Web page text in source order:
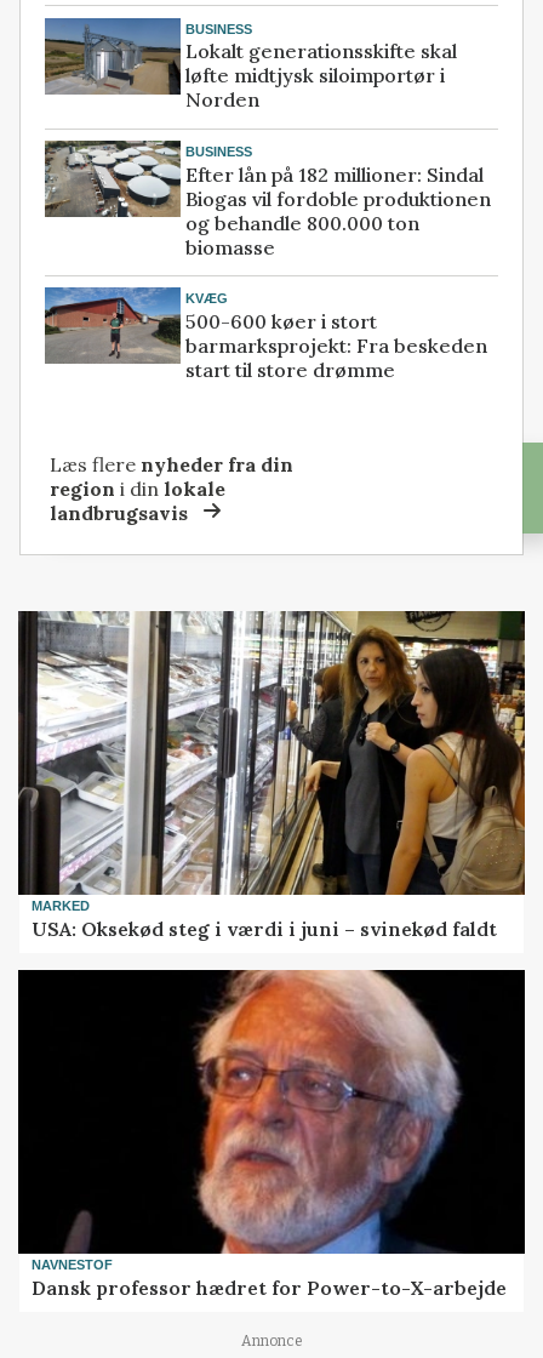
BUSINESS
Lokalt generationsskifte skal
løfte midtjysk siloimportør i
Norden
BUSINESS
Efter lån på 182 millioner: Sindal
Biogas vil fordoble produktionen
og behandle 800.000 ton
biomasse
KVÆG
500-600 køer i stort
barmarksprojekt: Fra beskeden
start til store drømme
Læs flere nyheder fra din
region i dinlokale
landbrugsavis
MARKED
USA: Oksekød steg i værdi i juni – svinekød faldt
NAVNESTOF
Dansk professor hædret for Power-to-X-arbejde
Annonce